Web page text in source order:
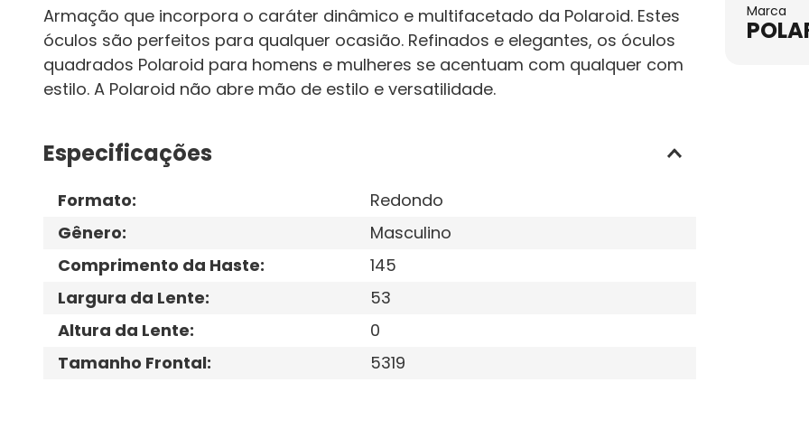
Armação que incorpora o caráter dinâmico e multifacetado da Polaroid. Estes
óculos são perfeitos para qualquer ocasião. Refinados e elegantes, os óculos
quadrados Polaroid para homens e mulheres se acentuam com qualquer com
estilo. A Polaroid não abre mão de estilo e versatilidade.
Especificações
Formato:
Redondo
Gênero:
Masculino
Comprimento da Haste:
145
Largura da Lente:
53
Altura da Lente:
0
Tamanho Frontal: 5319
Marca